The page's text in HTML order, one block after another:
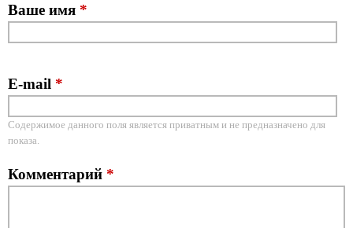
Ваше имя *
E-mail *
Содержимое данного поля является приватным и не предназначено для
показа.
Комментарий *